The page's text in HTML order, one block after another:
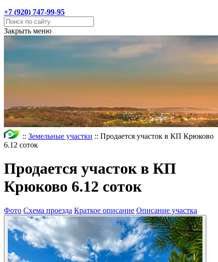
+7 (920) 747-99-95
Закрыть меню
:: Земельные участки :: Продается участок в КП Крюково
6.12 соток
Продается участок в КП
Крюково 6.12 соток
Фото Схема проезда Краткое описание Описание участка